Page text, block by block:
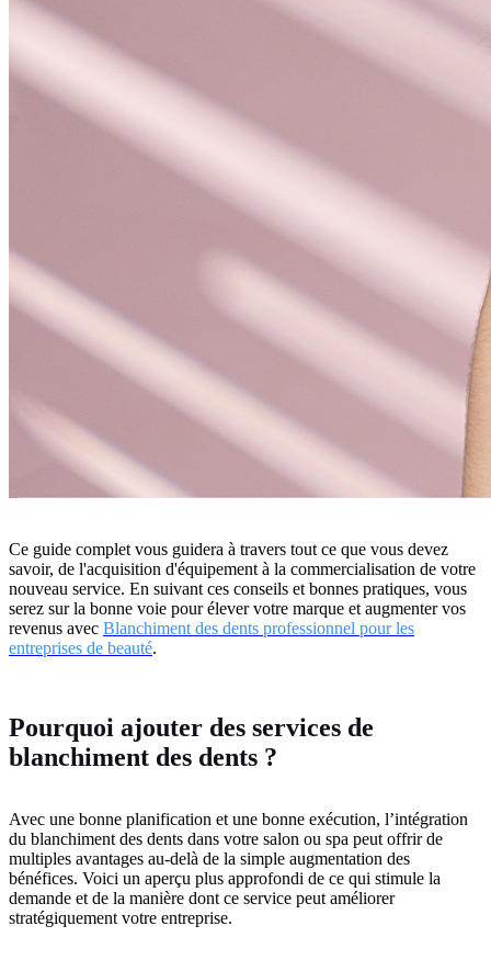
Ce guide complet vous guidera à travers tout ce que vous devez
savoir, de l'acquisition d'équipement à la commercialisation de votre
nouveau service. En suivant ces conseils et bonnes pratiques, vous
serez sur la bonne voie pour élever votre marque et augmenter vos
revenus avec Blanchiment des dents professionnel pour les
entreprises de beauté.
Pourquoi ajouter des services de
blanchiment des dents ?
Avec une bonne planification et une bonne exécution, l’intégration
du blanchiment des dents dans votre salon ou spa peut offrir de
multiples avantages au-delà de la simple augmentation des
bénéfices. Voici un aperçu plus approfondi de ce qui stimule la
demande et de la manière dont ce service peut améliorer
stratégiquement votre entreprise.